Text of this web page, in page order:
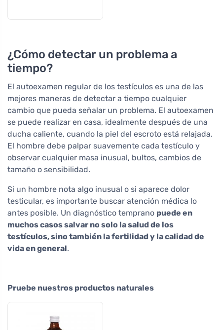
¿Cómo detectar un problema a
tiempo?
El autoexamen regular de los testículos es una de las
mejores maneras de detectar a tiempo cualquier
cambio que pueda señalar un problema. El autoexamen
se puede realizar en casa, idealmente después de una
ducha caliente, cuando la piel del escroto está relajada.
El hombre debe palpar suavemente cada testículo y
observar cualquier masa inusual, bultos, cambios de
tamaño o sensibilidad.
Si un hombre nota algo inusual o si aparece dolor
testicular, es importante buscar atención médica lo
antes posible. Un diagnóstico temprano puede en
muchos casos salvar no solo la salud de los
testículos, sino también la fertilidad y la calidad de
vida en general.
Pruebe nuestros productos naturales